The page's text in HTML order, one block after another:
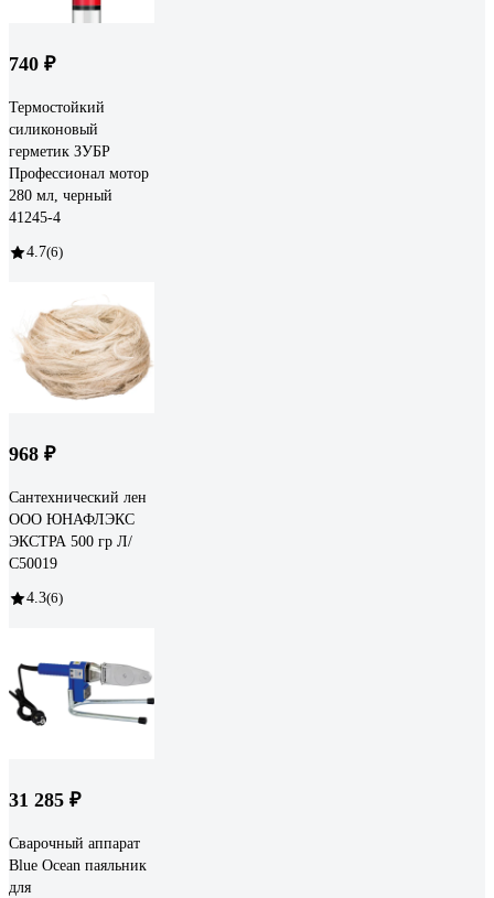
740 ₽
Термостойкий
силиконовый
герметик ЗУБР
Профессионал мотор
280 мл, черный
41245-4
4.7(6)
968 ₽
Сантехнический лен
ООО ЮНАФЛЭКС
ЭКСТРА 500 гр Л/
С50019
4.3(6)
31 285 ₽
Сварочный аппарат
Blue Ocean паяльник
для